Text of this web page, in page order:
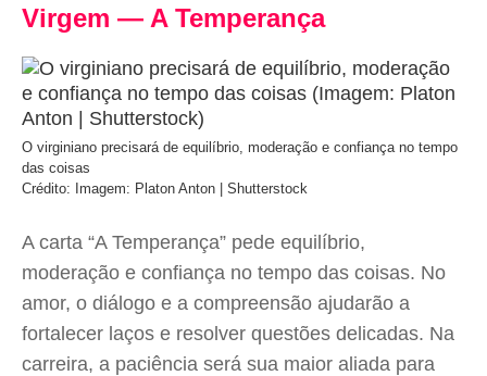
Virgem — A Temperança
O virginiano precisará de equilíbrio, moderação e confiança no tempo
das coisas
Crédito: Imagem: Platon Anton | Shutterstock
A carta “A Temperança” pede equilíbrio,
moderação e confiança no tempo das coisas. No
amor, o diálogo e a compreensão ajudarão a
fortalecer laços e resolver questões delicadas. Na
carreira, a paciência será sua maior aliada para